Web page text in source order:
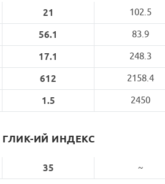
21 102.5
56.1 83.9
17.1 248.3
612 2158.4
1.5 2450
ГЛИК-ИЙ ИНДЕКС
35 ~